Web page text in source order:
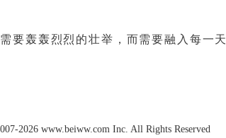
要轰轰烈烈的壮举，而需要融入每一
2026 www.beiww.com Inc. All Rights Reserved